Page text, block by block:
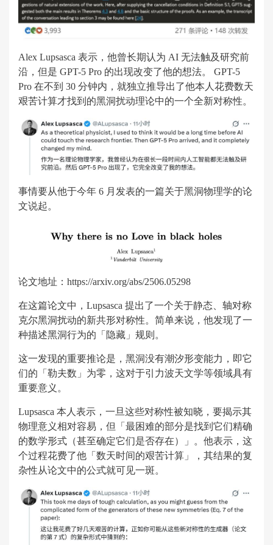
Alex Lupsasca 表示，他曾长期认为 AI 无法触及研究前
沿，但是 GPT-5 Pro 的出现改变了他的想法。 GPT-5
Pro 在不到 30 分钟内，就独立推导出了他本人花费数天
艰苦计算才找到的黑洞扰动理论中的一个全新对称性。
事情要从他于今年 6 月发表的一篇关于黑洞物理学的论
文说起。
论文地址：https://arxiv.org/abs/2506.05298
在这篇论文中，Lupsasca 提出了一个关于静态、轴对称
克尔黑洞扰动的新共形对称性。简单来说，他发现了一
种描述黑洞行为的「隐藏」规则。
这一发现的重要推论是，黑洞没有潮汐形变能力，即它
们的「勒夫数」为零，这对于引力波天文学等领域具有
重要意义。
Lupsasca 本人表示，一旦这些对称性被知晓，要揭示其
物理意义相对容易，但「最困难的部分是找到它们精确
的数学形式（甚至确定它们是否存在）」。他表示，这
个过程花费了他「数天时间的艰苦计算」，其结果的复
杂性从论文中的公式就可见一斑。